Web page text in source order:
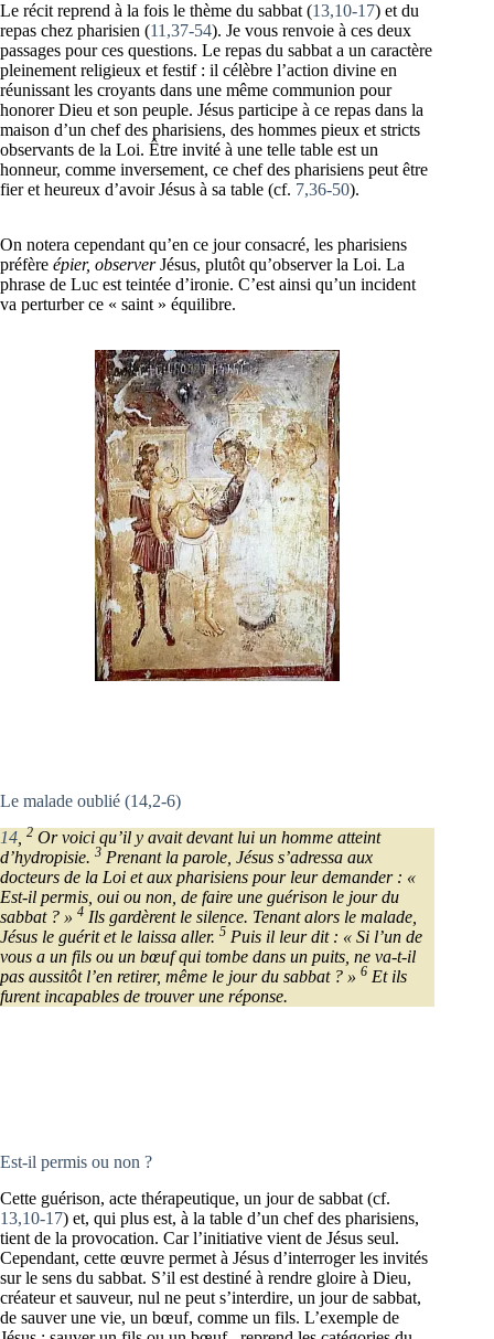
Le récit reprend à la fois le thème du sabbat (13,10-17) et du
repas chez pharisien (11,37-54). Je vous renvoie à ces deux
passages pour ces questions. Le repas du sabbat a un caractère
pleinement religieux et festif : il célèbre l’action divine en
réunissant les croyants dans une même communion pour
honorer Dieu et son peuple. Jésus participe à ce repas dans la
maison d’un chef des pharisiens, des hommes pieux et stricts
observants de la Loi. Être invité à une telle table est un
honneur, comme inversement, ce chef des pharisiens peut être
fier et heureux d’avoir Jésus à sa table (cf. 7,36-50).
On notera cependant qu’en ce jour consacré, les pharisiens
préfère épier, observerJésus, plutôt qu’observer la Loi. La
phrase de Luc est teintée d’ironie. C’est ainsi qu’un incident
va perturber ce « saint » équilibre.
Le malade oublié (14,2-6)
14 2 Or voici qu’il y avait devant lui un homme atteint
d’hydropisie. 3 Prenant la parole, Jésus s’adressa aux
docteurs de la Loi et aux pharisiens pour leur demander : «
Est-il permis, oui ou non, de faire une guérison le jour du
sabbat ? » 4 Ils gardèrent le silence. Tenant alors le malade,
Jésus le guérit et le laissa aller. 5 Puis il leur dit : « Si l’un de
vous a un fils ou un bœuf qui tombe dans un puits, ne va-t-il
pas aussitôt l’en retirer, même le jour du sabbat ? » 6 Et ils
furent incapables de trouver une réponse.
Est-il permis ou non ?
Cette guérison, acte thérapeutique, un jour de sabbat (cf.
13,10-17) et, qui plus est, à la table d’un chef des pharisiens,
tient de la provocation. Car l’initiative vient de Jésus seul.
Cependant, cette œuvre permet à Jésus d’interroger les invités
sur le sens du sabbat. S’il est destiné à rendre gloire à Dieu,
créateur et sauveur, nul ne peut s’interdire, un jour de sabbat,
de sauver une vie, un bœuf, comme un fils. L’exemple de